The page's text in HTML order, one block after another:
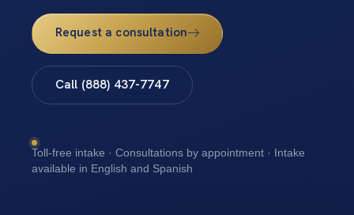
Request a consultation
Call (888) 437-7747
Toll-free intake · Consultations by appointment · Intake
available in English and Spanish